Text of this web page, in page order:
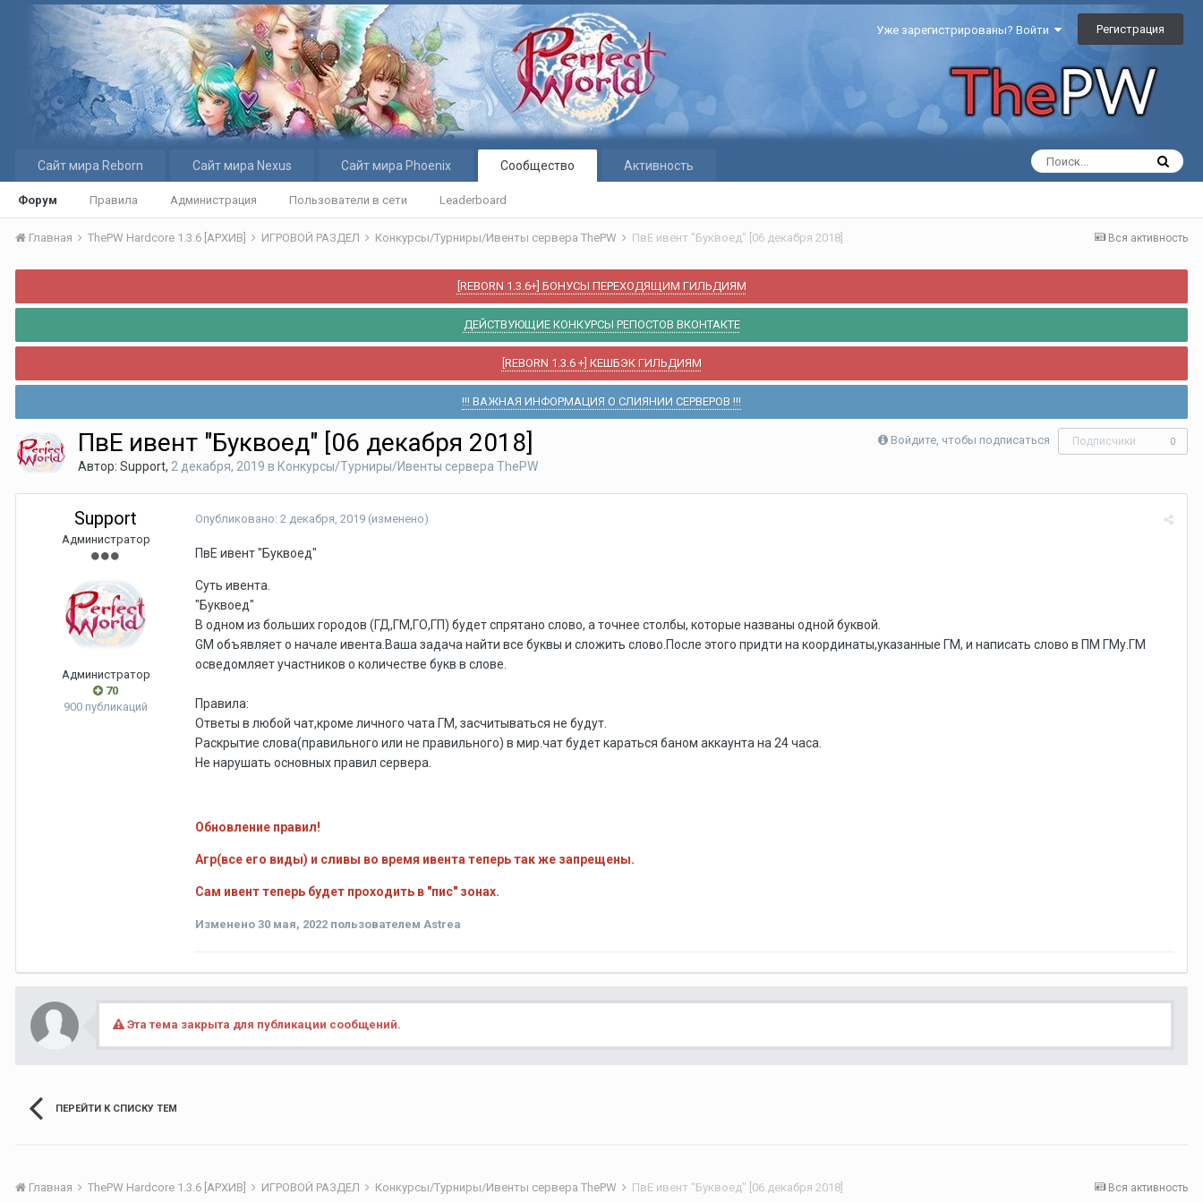
Уже зарегистрированы? Войти Регистрация
Сайт мира Reborn Сайт мира Nexus Сайт мира Phoenix Сообщество
Форум Правила Администрация Пользователи в сети Leaderboard
Активность
Вся активность
Главная ThePW Hardcore 1.3.6 [АРХИВ] ИГРОВОЙ РАЗДЕЛ Конкурсы/Турниры/Ивенты сервера ThePW ПвЕ ивент "Буквоед" [06 декабря 2018]
[REBORN 1.3.6+] БОНУСЫ ПЕРЕХОДЯЩИМ ГИЛЬДИЯМ
ДЕЙСТВУЮЩИЕ КОНКУРСЫ РЕПОСТОВ ВКОНТАКТЕ
[REBORN 1.3.6 +] КЕШБЭК ГИЛЬДИЯМ
!!! ВАЖНАЯ ИНФОРМАЦИЯ О СЛИЯНИИ СЕРВЕРОВ !!!
Войдите, чтобы подписаться Подписчики 0
ПвЕ ивент "Буквоед" [06 декабря 2018]
Автор: Support, 2 декабря, 2019 в Конкурсы/Турниры/Ивенты сервера ThePW
Support
Администратор
Администратор
70
900 публикаций
Опубликовано: 2 декабря, 2019 (изменено)
ПвЕ ивент "Буквоед"
Суть ивента.
"Буквоед"
В одном из больших городов (ГД,ГМ,ГО,ГП) будет спрятано слово, а точнее столбы, которые названы одной буквой.
GM объявляет о начале ивента.Ваша задача найти все буквы и сложить слово.После этого придти на координаты,указанные ГМ, и написать слово в ПМ ГМу.ГМ
осведомляет участников о количестве букв в слове.
Правила:
Ответы в любой чат,кроме личного чата ГМ, засчитываться не будут.
Раскрытие слова(правильного или не правильного) в мир.чат будет караться баном аккаунта на 24 часа.
Не нарушать основных правил сервера.
Обновление правил!
Агр(все его виды) и сливы во время ивента теперь так же запрещены.
Сам ивент теперь будет проходить в "пис" зонах.
Изменено 30 мая, 2022 пользователем Astrea
Эта тема закрыта для публикации сообщений.
ПЕРЕЙТИ К СПИСКУ ТЕМ
Вся активность
Главная ThePW Hardcore 1.3.6 [АРХИВ] ИГРОВОЙ РАЗДЕЛ Конкурсы/Турниры/Ивенты сервера ThePW ПвЕ ивент "Буквоед" [06 декабря 2018]